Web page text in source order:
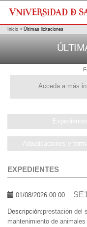
Acceda a más
Inicio > Últimas licitaciones
Expedientes
Adjudicaciones y
EXPEDIENTES
01/08/2026 00:00
Descripción:prestación del
mantenimiento de